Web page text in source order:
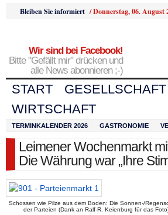
Bleiben Sie informiert /Donnerstag, 06. August
Wir sind bei Facebook!
Bitte "Gefällt mir" drücken und
alle News abonnieren ;-)
START GESELLSCHAFT
WIRTSCHAFT
TERMINKALENDER 2026 GASTRONOMIE
Leimener Wochenmarkt
Die Währung war „Ihre
Schossen wie Pilze aus dem Boden: Die Sonnen-/
der Parteien (Dank an Ralf-R. Keienburg für das